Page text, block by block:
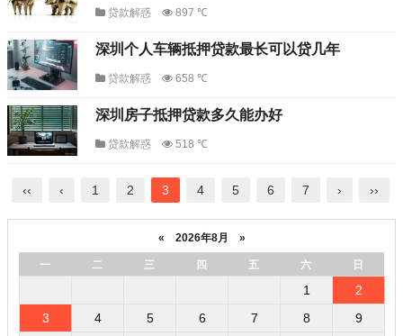
贷款解惑 897 ℃
深圳个人车辆抵押贷款最长可以贷几年
贷款解惑 658 ℃
深圳房子抵押贷款多久能办好
贷款解惑 518 ℃
‹‹ ‹ 1 2 3 4 5 6 7 › ››
« 2026年8月 »
一 二 三 四 五 六 日
1
2
3
4 5 6 7 8
9